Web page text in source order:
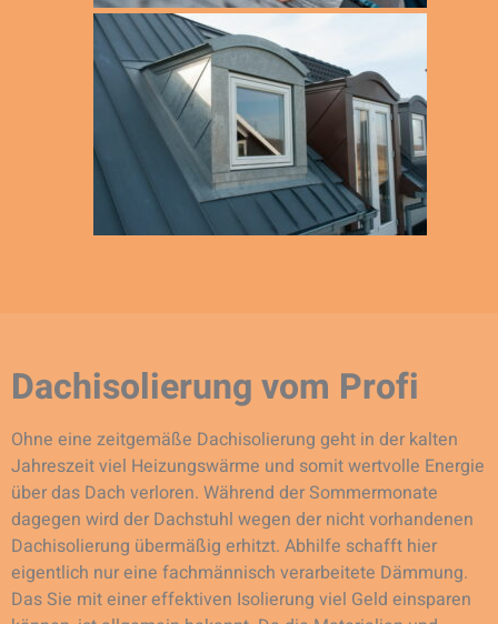
Dachisolierung vom Profi
Ohne eine zeitgemäße Dachisolierung geht in der kalten
Jahreszeit viel Heizungswärme und somit wertvolle Energie
über das Dach verloren. Während der Sommermonate
dagegen wird der Dachstuhl wegen der nicht vorhandenen
Dachisolierung übermäßig erhitzt. Abhilfe schafft hier
eigentlich nur eine fachmännisch verarbeitete Dämmung.
Das Sie mit einer effektiven Isolierung viel Geld einsparen